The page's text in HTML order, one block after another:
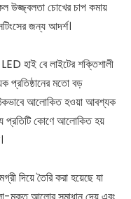
উজ্জ্বলতা চোখের চাপ কমায়
জন্য আদর্শ।
হাই বে লাইটের শক্তিশালী
প্রতিষ্ঠানের মতো বড়
আলোকিত হওয়া আবশ্যক
প্রতিটি কোণে আলোকিত হয়
দিয়ে তৈরি করা হয়েছে যা